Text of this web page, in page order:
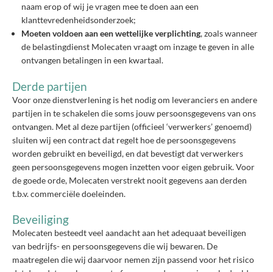
naam erop of wij je vragen mee te doen aan een
klanttevredenheidsonderzoek;
Moeten voldoen aan een wettelijke verplichting, zoals wanneer
de belastingdienst Molecaten vraagt om inzage te geven in alle
ontvangen betalingen in een kwartaal.
Derde partijen
Voor onze dienstverlening is het nodig om leveranciers en andere
partijen in te schakelen die soms jouw persoonsgegevens van ons
ontvangen. Met al deze partijen (officieel ‘verwerkers’ genoemd)
sluiten wij een contract dat regelt hoe de persoonsgegevens
worden gebruikt en beveiligd, en dat bevestigt dat verwerkers
geen persoonsgegevens mogen inzetten voor eigen gebruik. Voor
de goede orde, Molecaten verstrekt nooit gegevens aan derden
t.b.v. commerciële doeleinden.
Beveiliging
Molecaten besteedt veel aandacht aan het adequaat beveiligen
van bedrijfs- en persoonsgegevens die wij bewaren. De
maatregelen die wij daarvoor nemen zijn passend voor het risico